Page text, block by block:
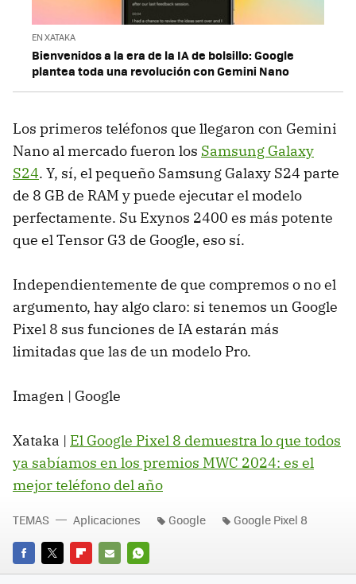
EN XATAKA
Bienvenidos a la era de la IA de bolsillo: Google
plantea toda una revolución con Gemini Nano
Los primeros teléfonos que llegaron con Gemini
Nano al mercado fueron los Samsung Galaxy
S24. Y, sí, el pequeño Samsung Galaxy S24 parte
de 8 GB de RAM y puede ejecutar el modelo
perfectamente. Su Exynos 2400 es más potente
que el Tensor G3 de Google, eso sí.
Independientemente de que compremos o no el
argumento, hay algo claro: si tenemos un Google
Pixel 8 sus funciones de IA estarán más
limitadas que las de un modelo Pro.
Imagen | Google
Xataka | El Google Pixel 8 demuestra lo que todos
ya sabíamos en los premios MWC 2024: es el
mejor teléfono del año
FACEBOOK
TWITTERFLIPBOARD
E-
WHATSAPP
TEMAS Aplicaciones Google Google Pixel 8